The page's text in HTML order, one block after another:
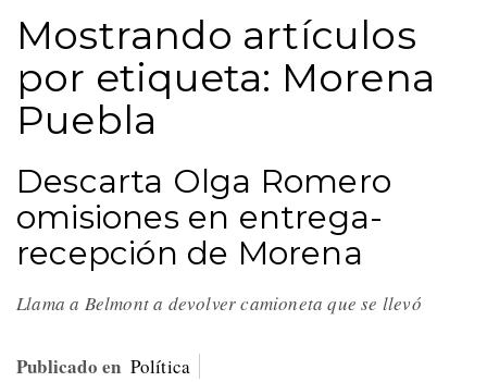
Mostrando artículos
por etiqueta: Morena
Puebla
Descarta Olga Romero
omisiones en entrega-
recepción de Morena
Llama a Belmont a devolver camioneta que se llevó
Publicado en Política